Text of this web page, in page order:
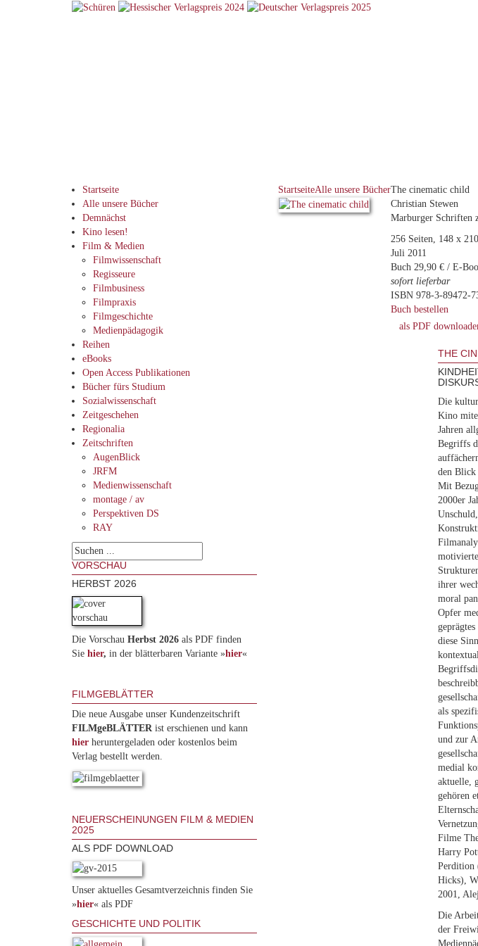
Startseite
Alle unsere Bücher
Demnächst
Kino lesen!
Film & Medien
Filmwissenschaft
Regisseure
Filmbusiness
Filmpraxis
Filmgeschichte
Medienpädagogik
Reihen
eBooks
Open Access Publikationen
Bücher fürs Studium
Sozialwissenschaft
Zeitgeschehen
Regionalia
Zeitschriften
AugenBlick
JRFM
Medienwissenschaft
montage / av
Perspektiven DS
RAY
VORSCHAU
HERBST 2026
Die Vorschau Herbst 2026 als PDF finden
Sie hier, in der blätterbaren Variante »hier«
FILMGEBLÄTTER
Die neue Ausgabe unser Kundenzeitschrift
FILMgeBLÄTTERist erschienen und kann
hier heruntergeladen oder kostenlos beim
Verlag bestellt werden.
NEUERSCHEINUNGEN FILM & MEDIEN
2025
ALS PDF DOWNLOAD
Unser aktuelles Gesamtverzeichnis finden Sie
»hier« als PDF
GESCHICHTE UND POLITIK
StartseiteAlle unsere BücherThe cinematic child
Christian Stewen
Marburger Schriften
256 Seiten, 148 x
Juli 2011
Buch 29,90 € / E-
sofort lieferbar
ISBN 978-3-89472-
Buch bestellen
als PDF
THE
Die
Kino
Jahren
Begriffs
den Blick
Mit
2000er
ihrer
moral
Opfer
diese
als
und zur
medial
aktuelle,
gehören
Filme
Harry
Perdition
Hicks),
2001,
Die
der